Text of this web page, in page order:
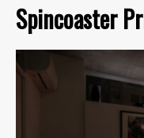
Spincoaster